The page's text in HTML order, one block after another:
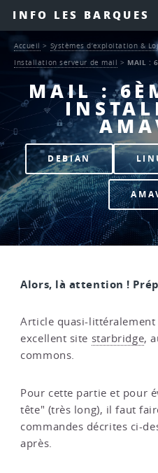
INFO LES BARQUES
MAIL :
DEBIAN
Accueil > Systèmes d’exploitation &
Installation serveur de mail > MAIL :
Alors, là attention !
Article quasi-
excellent site starbridge,
commons.
Pour cette partie et pour
tête" (très long), il faut
commandes décrites ci-
après.